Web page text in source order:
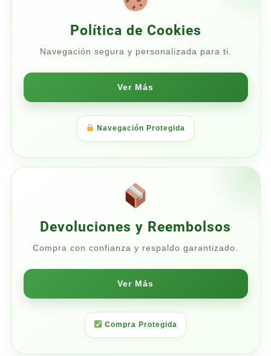
Política de Cookies
Navegación segura y personalizada para ti.
Ver Más
Navegación Protegida
Devoluciones y Reembolsos
Compra con confianza y respaldo garantizado.
Ver Más
Compra Protegida